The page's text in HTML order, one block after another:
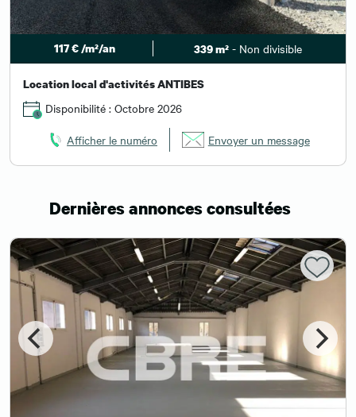
117 € /m²/an 339 m² - Non divisible
Location local d'activités ANTIBES
Disponibilité : Octobre 2026
Afficher le numéro Envoyer un message
Dernières annonces consultées